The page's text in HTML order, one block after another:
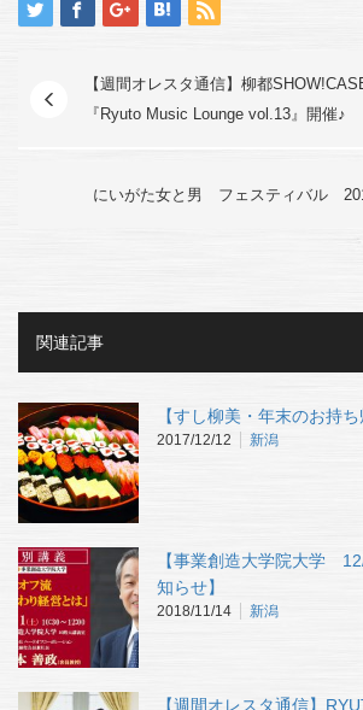
【週間オレスタ通信】柳都
『Ryuto Music Lounge vol.13』開催♪
にいがた女と男 フェスティバル
関連記事
【すし柳美・年末のお持ち
2017/12/12 新潟
【事業創造大学院大学
知らせ】
2018/11/14 新潟
【週間オレスタ通信】